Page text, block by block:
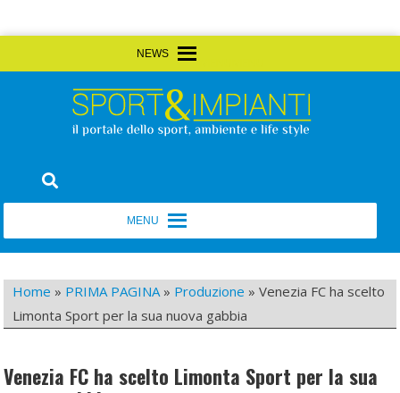
to
Sport&Impianti
Home » PRIMA PAGINA» Produzione »Venezia FC ha scelto
Limonta Sport per la sua nuova gabbia
Venezia FC ha scelto Limonta Sport per la sua